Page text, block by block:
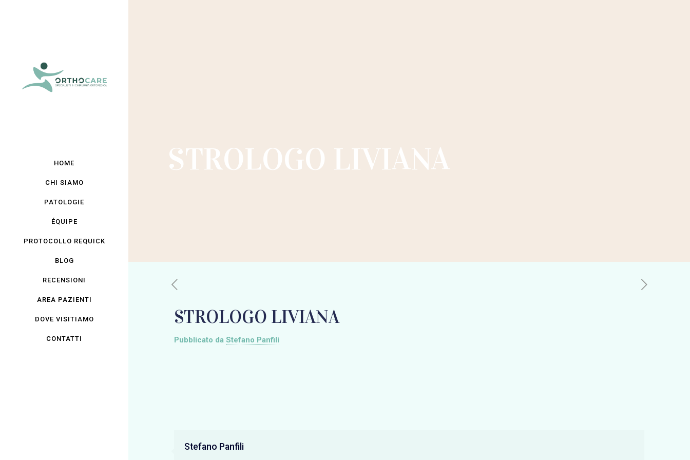
HOME
CHI SIAMO
PATOLOGIE
ÉQUIPE
PROTOCOLLO REQUICK
BLOG
RECENSIONI
AREA PAZIENTI
DOVE VISITIAMO
CONTATTI
STROLOGO LIVIANA
STROLOGO LIVIANA
Pubblicato da Stefano Panfili
Stefano Panfili